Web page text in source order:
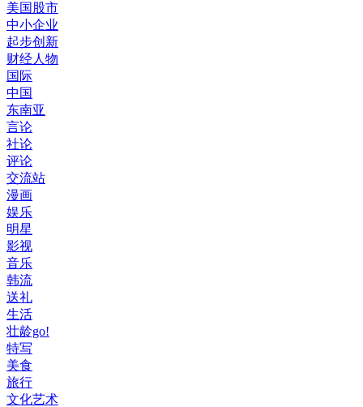
美国股市
中小企业
起步创新
财经人物
国际
中国
东南亚
言论
社论
评论
交流站
漫画
娱乐
明星
影视
音乐
韩流
送礼
生活
壮龄go!
特写
美食
旅行
文化艺术